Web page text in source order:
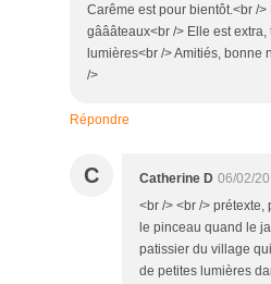
Carême est pour bientôt.<br /
gâââteaux<br /> Elle est
lumières<br /> Amitiés, bonne
/>
Répondre
C Catherine D 06/02/
<br /> <br /> prétexte,
le pinceau quand le
patissier du village
de petites lumières